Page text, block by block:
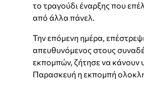
το τραγούδι έναρξης που
από άλλα πάνελ.
Την επόμενη ημέρα,
απευθυνόμενος στους
εκπομπών, ζήτησε να κάνουν
Παρασκευή η εκπομπή